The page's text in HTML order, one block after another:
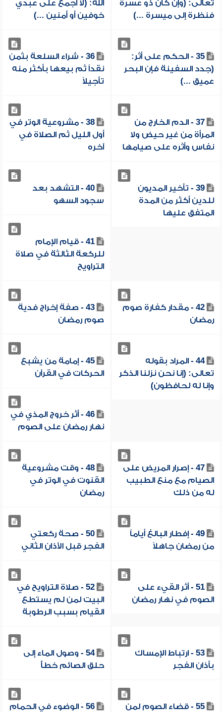
تعالى: (وإن كان ذو عسرة
فنظرة إلى ميسرة ...)
الله: (لا أجمع على عبدي
خوفين أو أمنين ...)
35 - الحكم على أثر:
(جدد السفينة فإن البحر
عميق ...)
36 - شراء السلعة بثمن
نقداً ثم بيعها بأكثر منه
تأجيلاً
37 - الدم الخارج من
المرأة من غير حيض ولا
نفاس وأثره على صيامها
38 - مشروعية الوتر في
أول الليل ثم الصلاة في
آخره
39 - تأخير المديون
للدين أكثر من المدة
المتفق عليها
40 - التشهد بعد
سجود السهو
41 - قيام الإمام
للركعة الثالثة في صلاة
التراويح
42 - مقدار كفارة صوم
رمضان
43 - صفة إخراج فدية
صوم رمضان
44 - المراد بقوله
تعالى: (إنا نحن نزلنا الذكر
وإنا له لحافظون)
45 - إمامة من يشبع
الحركات في القرآن
46 - أثر خروج المذي في
نهار رمضان على الصوم
47 - إصرار المريض على
الصيام مع منع الطبيب
له من ذلك
48 - وقت مشروعية
القنوت في الوتر في
رمضان
49 - إفطار البالغ أياماً
من رمضان جاهلاً
50 - صحة ركعتي
الفجر قبل الأذان الثاني
51 - أثر القيء على
الصوم في نهار رمضان
52 - صلاة التراويح في
البيت لمن لم يستطع
القيام بسبب الرطوبة
53 - ارتباط الإمساك
بأذان الفجر
54 - وصول الماء إلى
حلق الصائم خطأً
55 - قضاء الصوم لمن
56 - الوضوء في الحمام